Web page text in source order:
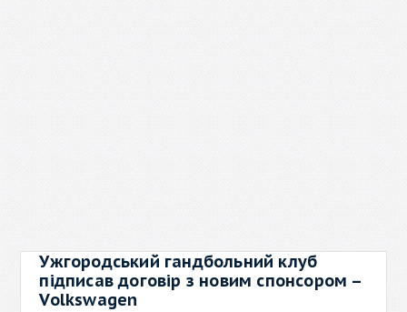
Ужгородський гандбольний клуб
підписав договір з новим спонсором –
Volkswagen